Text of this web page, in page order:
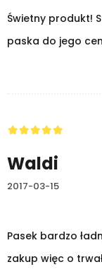
Świetny produkt!
paska do jego
Waldi
2017-03-15
Pasek bardzo
zakup więc o